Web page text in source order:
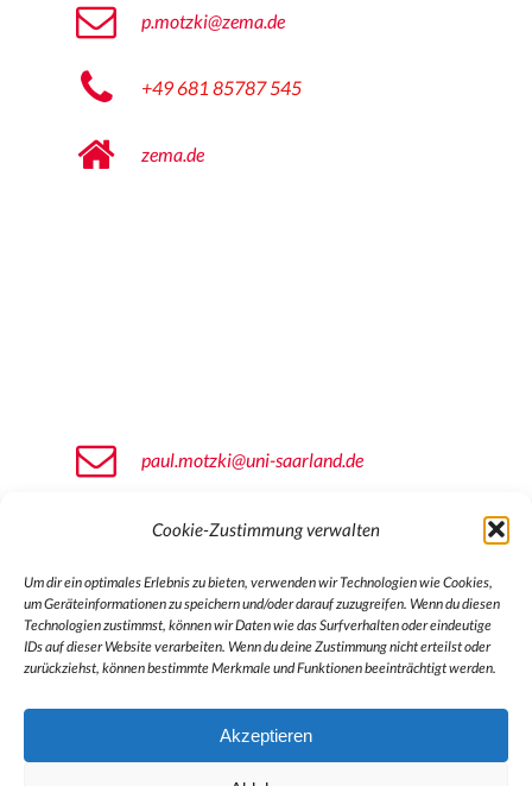
Cookie-Zustimmung verwalten
Um dir ein optimales Erlebnis zu bieten, verwenden wir Technologien wie Cookies,
um Geräteinformationen zu speichern und/oder darauf zuzugreifen. Wenn du diesen
Technologien zustimmst, können wir Daten wie das Surfverhalten oder eindeutige
IDs auf dieser Website verarbeiten. Wenn du deine Zustimmung nicht erteilst oder
zurückziehst, können bestimmte Merkmale und Funktionen beeinträchtigt werden.
Akzeptieren
p.motzki@zema.de
+49 681 85787 545
zema.de
paul.motzki@uni-saarland.de
+49 681 302 71360
smip.science